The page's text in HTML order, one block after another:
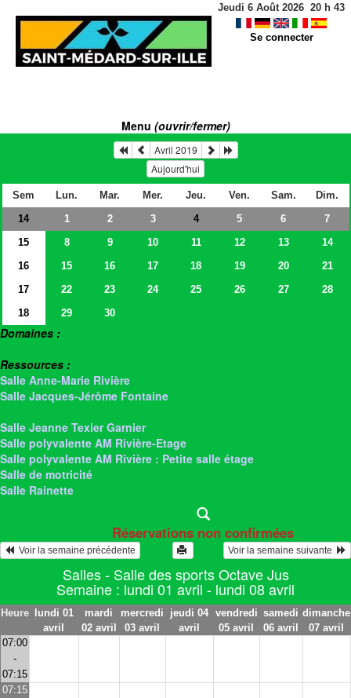
Jeudi 6 Août 2026 20 h 43
Se connecter
Menu (ouvrir/fermer)
Avril 2019
Aujourd'hui
Sem Lun. Mar. Mer. Jeu. Ven. Sam.
Dim.
14
1 2 3 4 5 6
7
15
8 9 10 11 12 13
14
16
15 16 17 18 19 20
21
17
22 23 24 25 26 27
28
18
29 30
Domaines :
Ressources :
Salle Anne-Marie Rivière
Salle Jacques-Jérôme Fontaine
Salle Jeanne Texier Garnier
Salle polyvalente AM Rivière-Etage
Salle polyvalente AM Rivière : Petite salle étage
Salle de motricité
Salle Rainette
Réservations non confirmées
  Voir la semaine précédente
Voir la semaine suivante
Salles - Salle des sports Octave Jus
Semaine : lundi 01 avril - lundi 08 avril
Heure lundi 01
avril
mardi
02 avril
mercredi
03 avril
jeudi 04
avril
vendredi
05 avril
samedi
06 avril
dimanche
07 avril
07:00
-
07:15
07:15